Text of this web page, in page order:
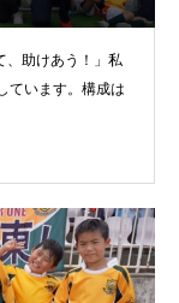
助けあう！」私
ています。構成は